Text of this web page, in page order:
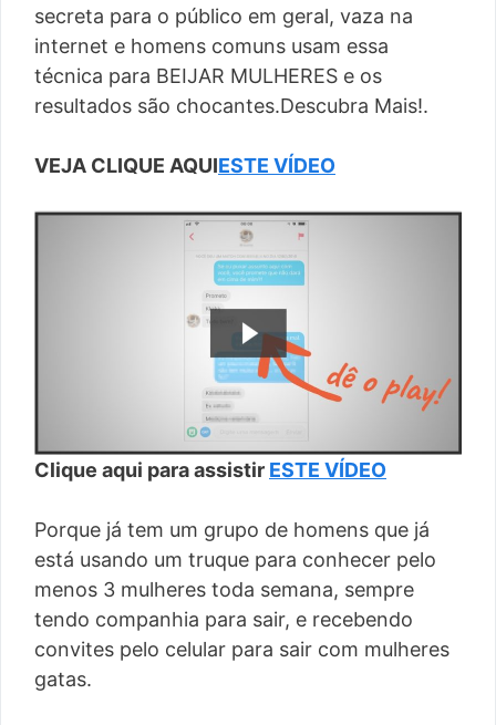
secreta para o público em geral, vaza na
internet e homens comuns usam essa
técnica para BEIJAR MULHERES e os
resultados são chocantes.Descubra Mais!.
VEJA CLIQUE AQUIESTE VÍDEO
Clique aqui para assistir ESTE VÍDEO
Porque já tem um grupo de homens que já
está usando um truque para conhecer pelo
menos 3 mulheres toda semana, sempre
tendo companhia para sair, e recebendo
convites pelo celular para sair com mulheres
gatas.